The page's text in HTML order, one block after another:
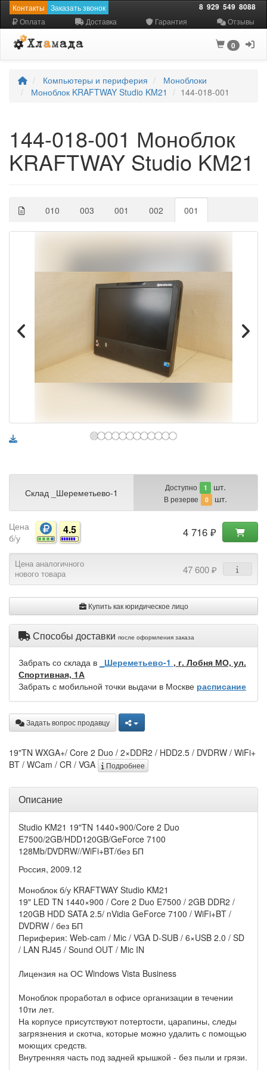
Контакты Заказать звонок 8 929 549 8088
Оплата Доставка Гарантия Отзывы
0
Компьютеры и периферия
Моноблоки
Моноблок KRAFTWAY Studio KM21
144-018-001
144-018-001 Моноблок
KRAFTWAY Studio KM21
010 003 001 002 001
Склад _Шереметьево-1 Доступно 1 шт.
В резерве 0 шт.
Цена
б/у
4.5 4 716 ₽
Цена аналогичного
нового товара
47 600 ₽
Купить как юридическое лицо
Способы доставки после оформления заказа
Забрать со склада в _Шереметьево-1 , г. Лобня МО, ул.
Спортивная, 1А
Забрать с мобильной точки выдачи в Москве расписание
Задать вопрос продавцу
19"TN WXGA+/ Core 2 Duo / 2×DDR2 / HDD2.5 / DVDRW / WiFi+
BT / WCam / CR / VGA
Подробнее
Описание
Studio KM21 19"TN 1440×900/Core 2 Duo
E7500/2GB/HDD120GB/GeForce 7100
128Mb/DVDRW//WiFi+BT/без БП
Россия, 2009.12
Моноблок б/у KRAFTWAY Studio KM21
19" LED TN 1440×900 / Core 2 Duo E7500 / 2GB DDR2 /
120GB HDD SATA 2.5/ nVidia GeForce 7100 / WiFi+BT /
DVDRW / без БП
Периферия: Web-cam / Mic / VGA D-SUB / 6×USB 2.0 / SD
/ LAN RJ45 / Sound OUT / Mic IN
Лицензия на ОС Windows Vista Business
Моноблок проработал в офисе организации в течении
10ти лет.
На корпусе присутствуют потертости, царапины, следы
загрязнения и скотча, которые можно удалить с помощью
моющих средств.
Внутренняя часть под задней крышкой - без пыли и грязи.